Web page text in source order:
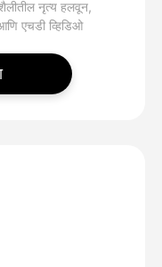
नृत्य हलवून,
एचडी व्हिडिओ